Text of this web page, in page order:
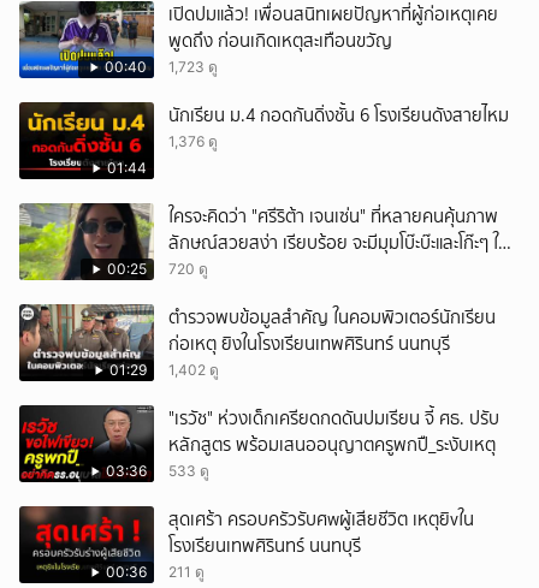
00:40
เปิดปมแล้ว! เพื่อนสนิทเผยปัญหาที่ผู้ก่อเหตุเคย
พูดถึง ก่อนเกิดเหตุสะเทือนขวัญ
1,723 ดู
01:44
นักเรียน ม.4 กอดกันดิ่งชั้น 6 โรงเรียนดังสายไหม
1,376 ดู
00:25
ใครจะคิดว่า "ศรีริต้า เจนเซ่น" ที่หลายคนคุ้นภาพ
ลักษณ์สวยสง่า เรียบร้อย จะมีมุมโบ๊ะบ๊ะและโก๊ะๆ ให้
ได้อมยิ้มเหมือนกัน งานนี้ทำเอาแฟนๆ ทั้งเอ็นดูทั้ง
720 ดู
01:29
ตำรวจพบข้อมูลสำคัญ ในคอมพิวเตอร์นักเรียน
ก่อเหตุ ยิงในโรงเรียนเทพศิรินทร์ นนทบุรี
1,402 ดู
03:36
"เรวัช" ห่วงเด็กเครียดกดดันปมเรียน จี้ ศธ. ปรับ
หลักสูตร พร้อมเสนออนุญาตครูพกปื_ระงับเหตุ
533 ดู
00:36
สุดเศร้า ครอบครัวรับศwผู้เสียชีวิต เหตุยิvใน
โรงเรียนเทพศิรินทร์ นนทบุรี
211 ดู